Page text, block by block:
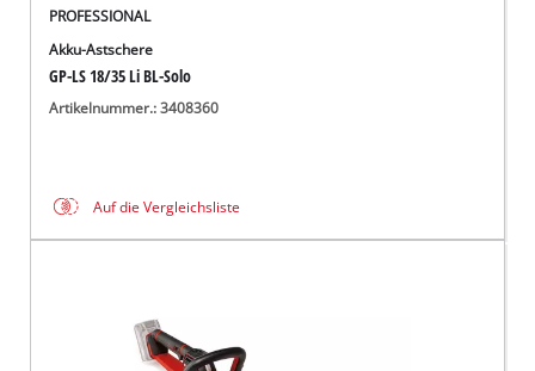
PROFESSIONAL
Akku-Astschere
GP-LS 18/35 Li BL-Solo
Artikelnummer.: 3408360
Auf die Vergleichsliste